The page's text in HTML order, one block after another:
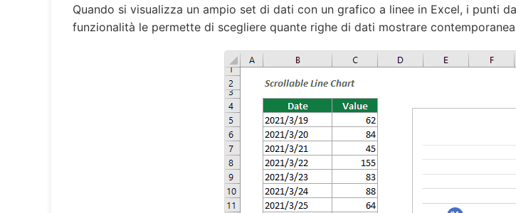
Quando si visualizza un ampio set di dati con un grafico a linee in Excel, i punti
funzionalità le permette di scegliere quante righe di dati mostrare